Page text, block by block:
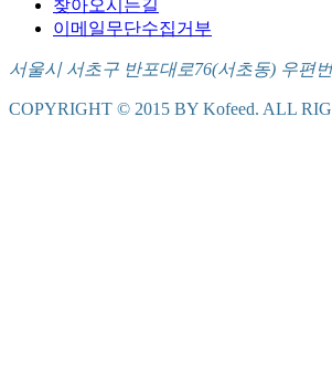
찾아오시는길
이메일무단수집거부
서울시 서초구 반포대로76(서초동) 우편번
COPYRIGHT © 2015 BY Kofeed. ALL